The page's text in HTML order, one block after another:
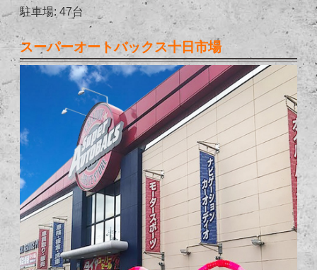
駐車場: 47台
スーパーオートバックス十日市場